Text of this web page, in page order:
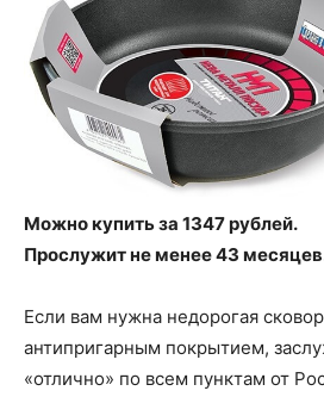
Можно купить за 1347 рублей.
Прослужит не менее 43
Если вам нужна недорогая
антипригарным покрытием,
«отлично» по всем пунктам от